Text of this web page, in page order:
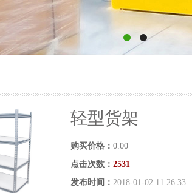
轻型货架
购买价格： 0.00
点击次数： 2531
发布时间： 2018-01-02 11:26:33